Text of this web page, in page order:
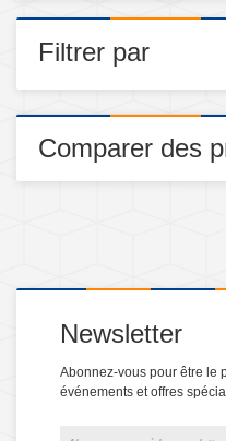
Filtrer par
Comparer des
Newsletter
Abonnez-vous pour être le
événements et offres